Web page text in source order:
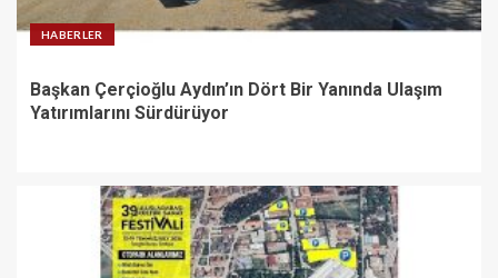
HABERLER
Başkan Çerçioğlu Aydın’ın Dört Bir Yanında Ulaşım
Yatırımlarını Sürdürüyor